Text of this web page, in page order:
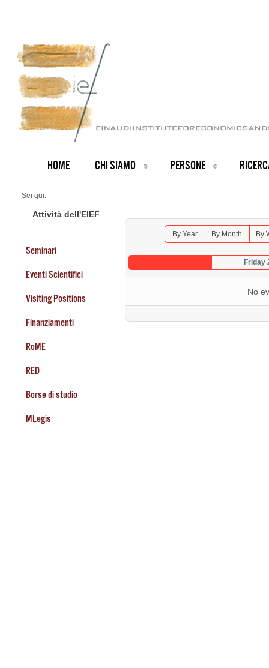
HOME CHI SIAMO PERSONE
Sei qui:
Seminars 2025
Attività dell'EIEF
Seminari
Eventi Scientifici
Visiting Positions
Finanziamenti
RoME
RED
Borse di studio
MLegis
By Year By Month By
Friday
No